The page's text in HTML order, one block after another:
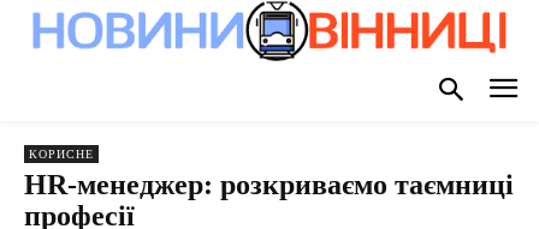
КОРИСНЕ
HR-менеджер: розкриваємо таємниці
професії